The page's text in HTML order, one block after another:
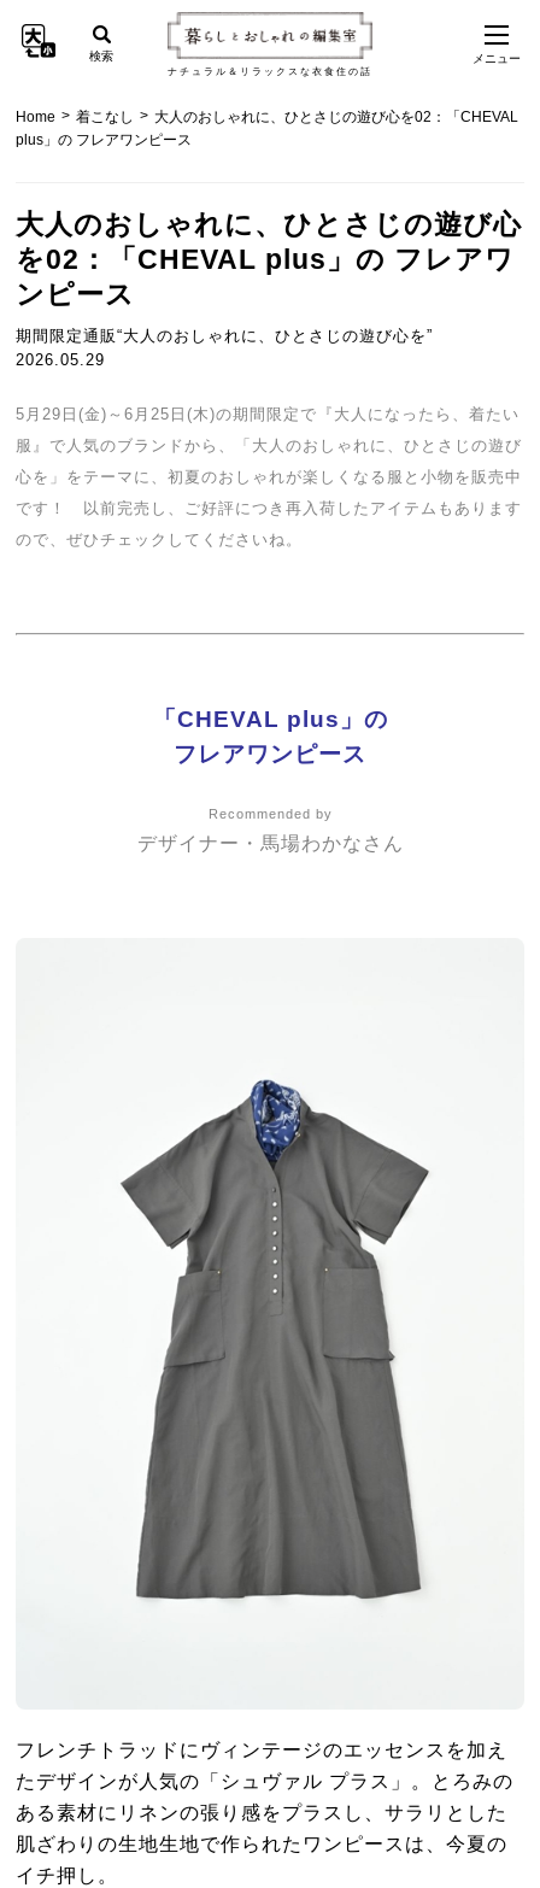
ナチュラル＆リラックスな衣食住の話
検索 メニュー
Home > 着こなし > 大人のおしゃれに、ひとさじの遊び心を02：「CHEVAL
plus」の フレアワンピース
大人のおしゃれに、ひとさじの遊び心
を02：「CHEVAL plus」の フレアワ
ンピース
期間限定通販“大人のおしゃれに、ひとさじの遊び心を”
2026.05.29
5月29日(金)～6月25日(木)の期間限定で『大人になったら、着たい
服』で人気のブランドから、「大人のおしゃれに、ひとさじの遊び
心を」をテーマに、初夏のおしゃれが楽しくなる服と小物を販売中
です！ 以前完売し、ご好評につき再入荷したアイテムもあります
ので、ぜひチェックしてくださいね。
「CHEVAL plus」の
フレアワンピース
Recommended by
デザイナー・馬場わかなさん
フレンチトラッドにヴィンテージのエッセンスを加え
たデザインが 人気の「シュヴァル プラス」。とろみの
ある素材にリネンの張り感をプラスし、サラリとした
肌ざわりの生地生地で作られたワンピースは、今夏の
イチ押し。